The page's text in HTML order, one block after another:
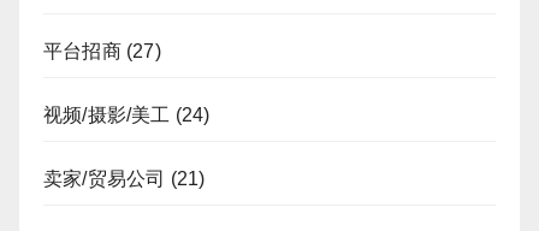
平台招商(27)
视频/摄影/美工 (24)
卖家/贸易公司 (21)